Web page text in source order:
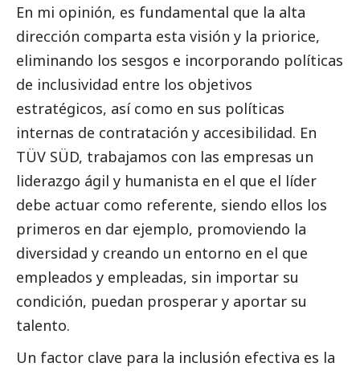
En mi opinión, es fundamental que la alta
dirección comparta esta visión y la priorice,
eliminando los sesgos e incorporando políticas
de inclusividad entre los objetivos
estratégicos, así como en sus políticas
internas de contratación y accesibilidad. En
TÜV SÜD, trabajamos con las empresas un
liderazgo ágil y humanista en el que el líder
debe actuar como referente, siendo ellos los
primeros en dar ejemplo, promoviendo la
diversidad y creando un entorno en el que
empleados y empleadas, sin importar su
condición, puedan prosperar y aportar su
talento.
Un factor clave para la inclusión efectiva es la